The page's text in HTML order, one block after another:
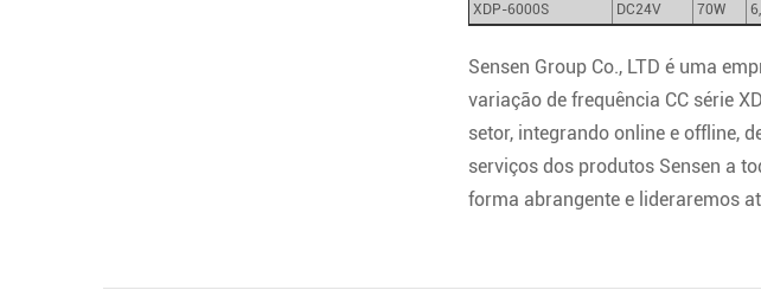
XDP-6000S
DC24V 70W
Sensen Group Co., LTD é uma
variação de frequência CC série
setor, integrando online e offline,
serviços dos produtos Sensen a
forma abrangente e lideraremos